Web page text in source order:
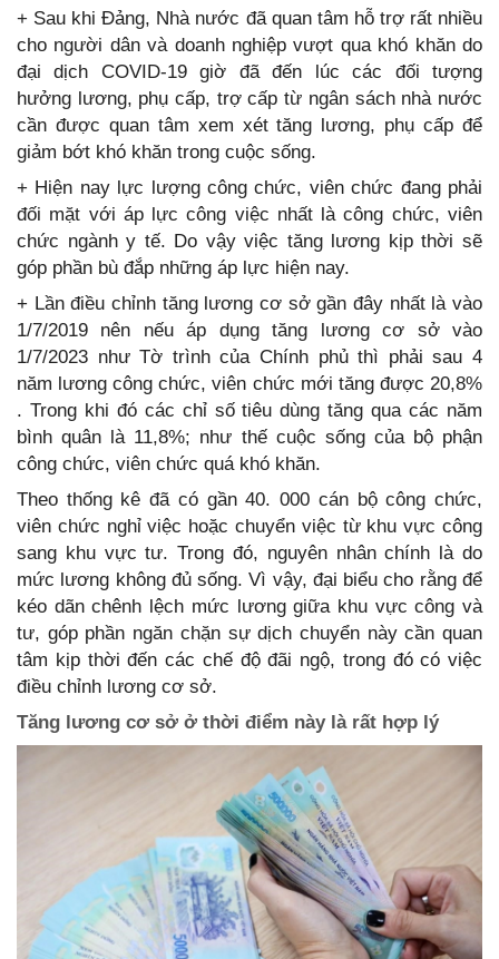
+ Sau khi Đảng, Nhà nước đã quan tâm hỗ trợ rất nhiều
cho người dân và doanh nghiệp vượt qua khó khăn do
đại dịch COVID-19 giờ đã đến lúc các đối tượng
hưởng lương, phụ cấp, trợ cấp từ ngân sách nhà nước
cần được quan tâm xem xét tăng lương, phụ cấp để
giảm bớt khó khăn trong cuộc sống.
+ Hiện nay lực lượng công chức, viên chức đang phải
đối mặt với áp lực công việc nhất là công chức, viên
chức ngành y tế. Do vậy việc tăng lương kịp thời sẽ
góp phần bù đắp những áp lực hiện nay.
+ Lần điều chỉnh tăng lương cơ sở gần đây nhất là vào
1/7/2019 nên nếu áp dụng tăng lương cơ sở vào
1/7/2023 như Tờ trình của Chính phủ thì phải sau 4
năm lương công chức, viên chức mới tăng được 20,8%
. Trong khi đó các chỉ số tiêu dùng tăng qua các năm
bình quân là 11,8%; như thế cuộc sống của bộ phận
công chức, viên chức quá khó khăn.
Theo thống kê đã có gần 40. 000 cán bộ công chức,
viên chức nghỉ việc hoặc chuyển việc từ khu vực công
sang khu vực tư. Trong đó, nguyên nhân chính là do
mức lương không đủ sống. Vì vậy, đại biểu cho rằng để
kéo dãn chênh lệch mức lương giữa khu vực công và
tư, góp phần ngăn chặn sự dịch chuyển này cần quan
tâm kịp thời đến các chế độ đãi ngộ, trong đó có việc
điều chỉnh lương cơ sở.
Tăng lương cơ sở ở thời điểm này là rất hợp lý